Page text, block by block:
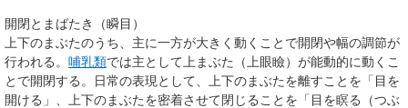
開閉とまばたき（瞬目）
上下のまぶたのうち、主に一方が大きく動くことで開閉や幅の調節が
行われる。 哺乳類では主として上まぶた（上眼瞼）が能動的に動くこ
とで開閉する。日常の表現として、上下のまぶたを離すことを「目を
開ける」、上下のまぶたを密着させて閉じることを「目を瞑る（つぶ